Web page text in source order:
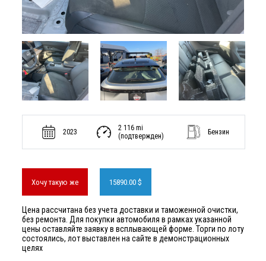
2023
2 116 mi
(подтвержден)
Бензин
Хочу такую же 15890.00 $
Цена рассчитана без учета доставки и таможенной очистки,
без ремонта. Для покупки автомобиля в рамках указанной
цены оставляйте заявку в всплывающей форме. Торги по лоту
состоялись, лот выставлен на сайте в демонстрационных
целях